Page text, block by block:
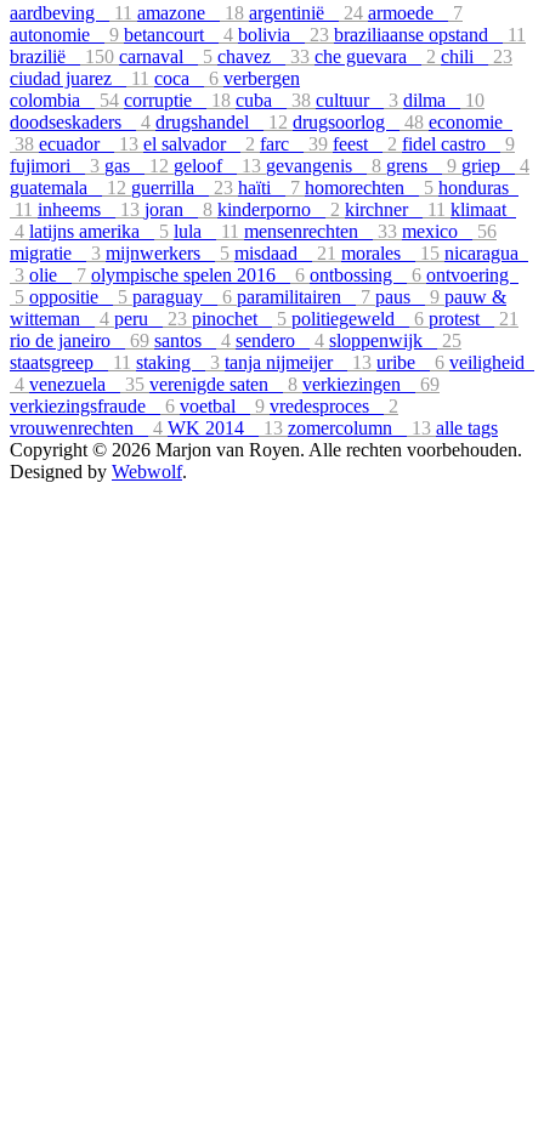
aardbeving 11 amazone 18 argentinië 24 armoede
7
autonomie
9 betancourt 4 bolivia 23 braziliaanse opstand
11
brazilië
150 carnaval 5 chavez 33 che guevara 2 chili
23
ciudad juarez
11 coca 6 verbergen
colombia
54 corruptie 18 cuba 38 cultuur 3 dilma
10
doodseskaders
4 drugshandel 12 drugsoorlog 48 economie
38 ecuador 13 el salvador 2 farc 39 feest 2 fidel castro
9
fujimori
3 gas 12 geloof 13 gevangenis 8 grens 9 griep
4
guatemala
12 guerrilla 23 haïti 7 homorechten 5 honduras
11 inheems 13 joran 8 kinderporno 2 kirchner 11 klimaat
4 latijns amerika 5 lula 11 mensenrechten 33 mexico
56
migratie
3 mijnwerkers 5 misdaad 21 morales 15 nicaragua
3 olie 7 olympische spelen 2016 6 ontbossing 6 ontvoering
5 oppositie 5 paraguay 6 paramilitairen 7 paus 9 pauw &
witteman
4 peru 23 pinochet 5 politiegeweld 6 protest
21
rio de janeiro
69 santos 4 sendero 4 sloppenwijk
25
staatsgreep
11 staking 3 tanja nijmeijer 13 uribe 6 veiligheid
4 venezuela 35 verenigde saten 8 verkiezingen
69
verkiezingsfraude
6 voetbal 9 vredesproces
2
vrouwenrechten
4 WK 2014 13 zomercolumn 13 alle tags
Copyright © 2026 Marjon van Royen. Alle rechten voorbehouden.
Designed by Webwolf.